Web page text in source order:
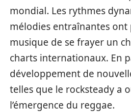
mondial. Les rythmes
mélodies entraînantes ont
musique de se frayer un
charts internationaux. En
développement de
telles que le rocksteady a
l’émergence du reggae.